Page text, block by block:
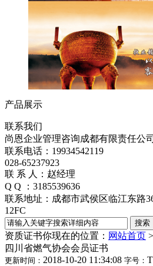
产品展示
联系我们
尚恩企业管理咨询成都有限责任公司
联系电话：19934542119
028-65237923
联 系 人：赵经理
Q Q ：3185539636
联系地址：成都市武侯区临江东路
12FC
资质证书你现在的位置： 网站首页 >
四川省燃气协会会员证书
更新时间： 2018-10-20 11:34:08 字号： T